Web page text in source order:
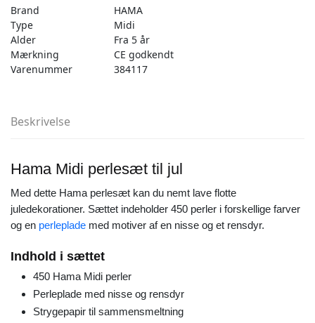
Perler
+
Perleplade
antal
Brand
HAMA
Type
Midi
Alder
Fra 5 år
Mærkning
CE godkendt
Varenummer
384117
Beskrivelse
Hama Midi perlesæt til jul
Med dette Hama perlesæt kan du nemt lave flotte
juledekorationer. Sættet indeholder 450 perler i forskellige farver
og en perleplade med motiver af en nisse og et rensdyr.
Indhold i sættet
450 Hama Midi perler
Perleplade med nisse og rensdyr
Strygepapir til sammensmeltning